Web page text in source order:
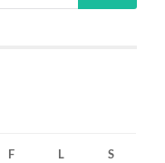
F L S